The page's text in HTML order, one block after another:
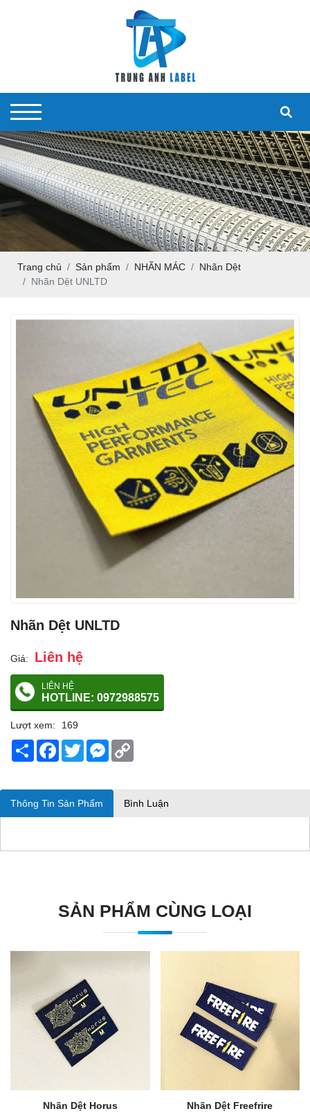
Trang chủ Sản phẩm NHÃN MÁC
Nhãn Dệt
Nhãn Dệt UNLTD
Nhãn Dệt UNLTD
Giá: Liên hệ
LIÊN HỆ
HOTLINE: 0972988575
Lượt xem:
169
Share Facebook
TwitterMessenger
Thông Tin Sản Phẩm Bình Luận
SẢN PHẨM CÙNG LOẠI
Nhãn Dệt Horus Nhãn Dệt Freefrire
Nhãn Cắt Lazer
Thẻ Bài Treo
Nhãn In Decal